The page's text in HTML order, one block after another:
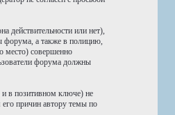
действительности или нет),
форума, а также в полицию,
место) совершенно
форума должны
и в позитивном ключе) не
причин автору темы по